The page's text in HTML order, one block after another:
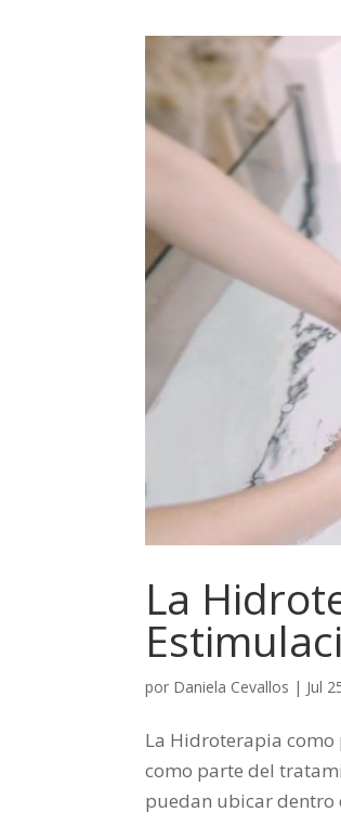
La
por Daniela Cevallos | Jul
La Hidroterapia
como parte del
puedan ubicar dentro